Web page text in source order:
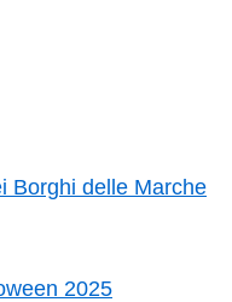
Borghi delle Marche
2025